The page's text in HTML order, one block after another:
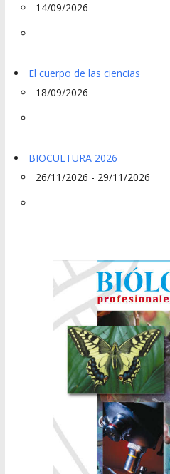
14/09/2026
El cuerpo de las ciencias
18/09/2026
BIOCULTURA 2026
26/11/2026 - 29/11/2026